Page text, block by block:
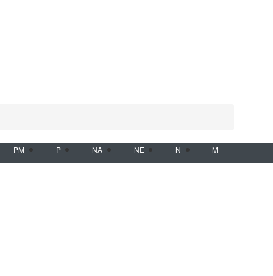
PM P NA NE N M